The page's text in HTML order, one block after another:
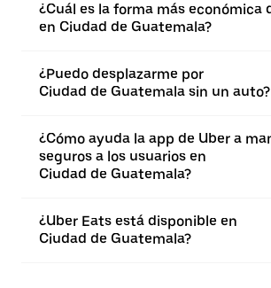
¿Cuál es la forma más económica
en Ciudad de Guatemala?
¿Puedo desplazarme por
Ciudad de Guatemala sin un auto?
¿Cómo ayuda la app de Uber a
seguros a los usuarios en
Ciudad de Guatemala?
¿Uber Eats está disponible en
Ciudad de Guatemala?